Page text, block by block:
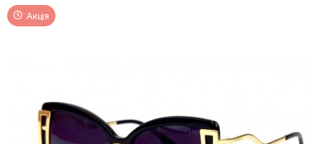
Акція